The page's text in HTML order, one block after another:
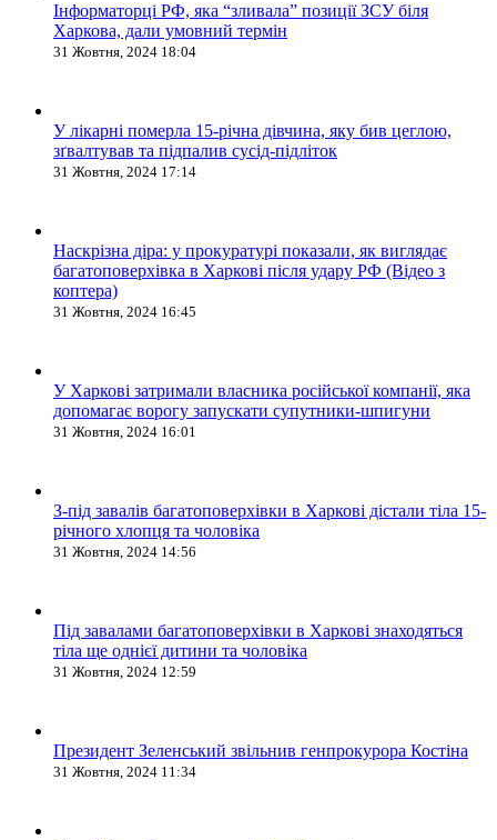
Інформаторці РФ, яка “зливала” позиції ЗСУ біля
Харкова, дали умовний термін
31 Жовтня, 2024 18:04
У лікарні померла 15-річна дівчина, яку бив цеглою,
зґвалтував та підпалив сусід-підліток
31 Жовтня, 2024 17:14
Наскрізна діра: у прокуратурі показали, як виглядає
багатоповерхівка в Харкові після удару РФ (Відео з
коптера)
31 Жовтня, 2024 16:45
У Харкові затримали власника російської компанії, яка
допомагає ворогу запускати супутники-шпигуни
31 Жовтня, 2024 16:01
З-під завалів багатоповерхівки в Харкові дістали тіла 15-
річного хлопця та чоловіка
31 Жовтня, 2024 14:56
Під завалами багатоповерхівки в Харкові знаходяться
тіла ще однієї дитини та чоловіка
31 Жовтня, 2024 12:59
Президент Зеленський звільнив генпрокурора Костіна
31 Жовтня, 2024 11:34